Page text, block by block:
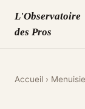
L'Observatoire
des Pros
Accueil ›